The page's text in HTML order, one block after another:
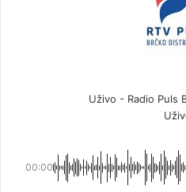
Uživo - Radio Puls
00:00